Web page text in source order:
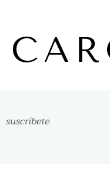
suscríbete